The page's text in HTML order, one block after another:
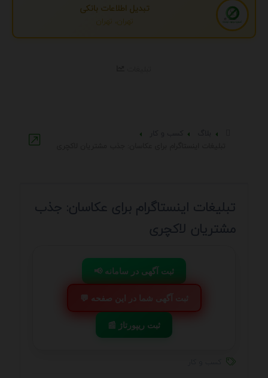
تبدیل اطلاعات بانکی
تهران، تهران
تبلیغات اینستاگرام برای عکاسان: جذب
مشتریان لاکچری
📢 ثبت آگهی در سامانه
💬 ثبت آگهی شما در این صفحه
📰 ثبت ریپورتاژ